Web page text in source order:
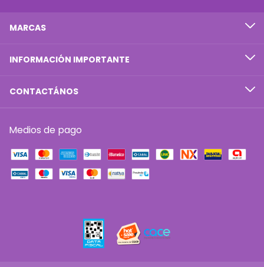
MARCAS
INFORMACIÓN IMPORTANTE
CONTACTÁNOS
Medios de pago